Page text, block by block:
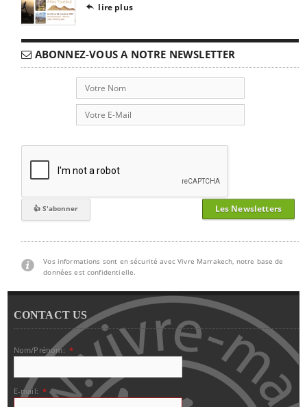
 lire plus
ABONNEZ-VOUS A NOTRE NEWSLETTER
Les Newsletters
Vos informations sont en sécurité avec Vivre Marrakech, notre base de
données est confidentielle.
CONTACT US
Nom/Prénom: *
E-mail: *